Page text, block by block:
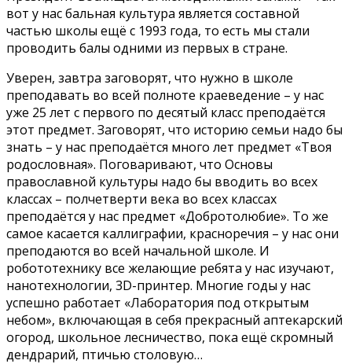
вот у нас бальная культура является составной
частью школы ещё с 1993 года, то есть мы стали
проводить балы одними из первых в стране.
Уверен, завтра заговорят, что нужно в школе
преподавать во всей полноте краеведение – у нас
уже 25 лет с первого по десятый класс преподаётся
этот предмет. Заговорят, что историю семьи надо бы
знать – у нас преподаётся много лет предмет «Твоя
родословная». Поговаривают, что Основы
православной культуры надо бы вводить во всех
классах – полчетверти века во всех классах
преподаётся у нас предмет «Добротолюбие». То же
самое касается каллиграфии, красноречия – у нас они
преподаются во всей начальной школе. И
робототехнику все желающие ребята у нас изучают,
нанотехнологии, 3D-принтер. Многие годы у нас
успешно работает «Лаборатория под открытым
небом», включающая в себя прекрасный аптекарский
огород, школьное лесничество, пока ещё скромный
дендрарий, птичью столовую…